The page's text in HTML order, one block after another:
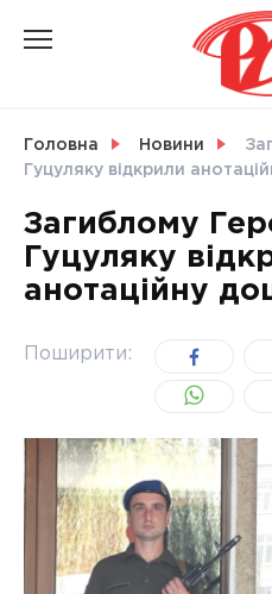
Головна Новини
Гуцуляку відкрили
Загиблому
Гуцуляку
анотаційну
Поширити: